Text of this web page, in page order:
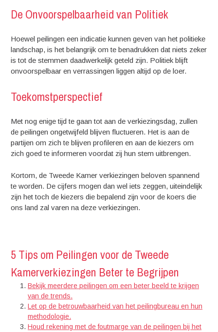
De Onvoorspelbaarheid van Politiek
Hoewel peilingen een indicatie kunnen geven van het politieke
landschap, is het belangrijk om te benadrukken dat niets zeker
is tot de stemmen daadwerkelijk geteld zijn. Politiek blijft
onvoorspelbaar en verrassingen liggen altijd op de loer.
Toekomstperspectief
Met nog enige tijd te gaan tot aan de verkiezingsdag, zullen
de peilingen ongetwijfeld blijven fluctueren. Het is aan de
partijen om zich te blijven profileren en aan de kiezers om
zich goed te informeren voordat zij hun stem uitbrengen.
Kortom, de Tweede Kamer verkiezingen beloven spannend
te worden. De cijfers mogen dan wel iets zeggen, uiteindelijk
zijn het toch de kiezers die bepalend zijn voor de koers die
ons land zal varen na deze verkiezingen.
5 Tips om Peilingen voor de Tweede
Kamerverkiezingen Beter te Begrijpen
Bekijk meerdere peilingen om een beter beeld te krijgen
van de trends.
Let op de betrouwbaarheid van het peilingbureau en hun
methodologie.
Houd rekening met de foutmarge van de peilingen bij het